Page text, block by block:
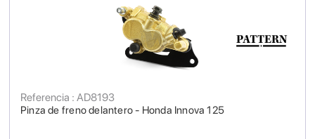
Pinza de freno delantero - Honda Innova 125
Referencia : AD8193